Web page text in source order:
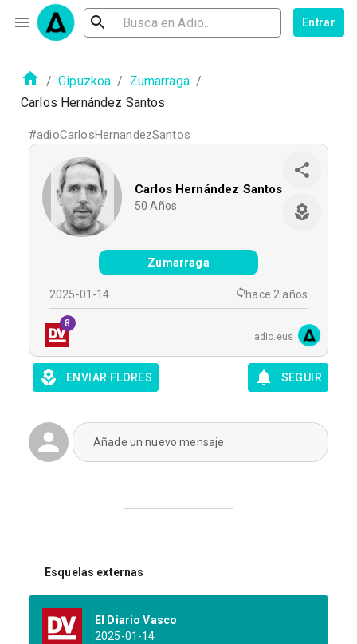
Entrar
/ Gipuzkoa / Zumarraga /
Carlos Hernández Santos
#adioCarlosHernandezSantos
Carlos Hernández Santos
50 Años
Zumarraga
2025-01-14 hace 2 años
8
adio.eus
ENVIAR FLORES SEGUIR
Añade un nuevo mensaje
Esquelas externas
El Diario Vasco
2025-01-14